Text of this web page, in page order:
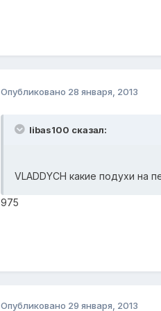
Опубликовано 28 января, 2013
libas100 сказал:
VLADDYCH какие подухи на
975
Опубликовано 29 января, 2013